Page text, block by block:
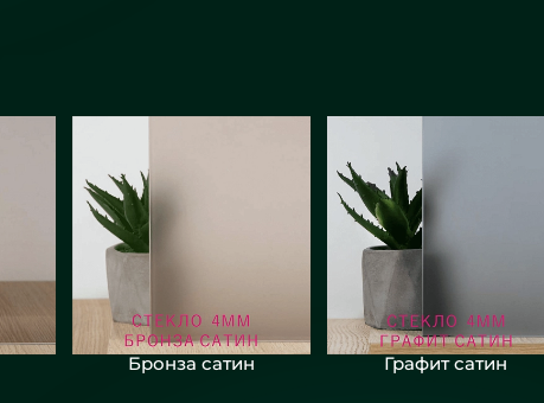
Бронза сатин Графит сатин